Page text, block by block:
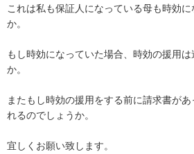
これは私も保証人になっている母も時効
か。
もし時効になっていた場合、時効の援用
か。
またもし時効の援用をする前に請求書が
れるのでしょうか。
宜しくお願い致します。